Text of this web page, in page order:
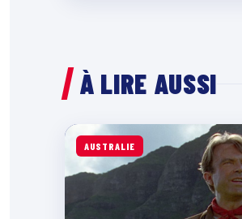
À LIRE AUSSI
AUSTRALIE